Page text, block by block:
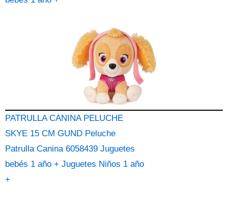
PATRULLA CANINA PELUCHE
SKYE 15 CM GUND Peluche
Patrulla Canina 6058439 Juguetes
bebés 1 año + Juguetes Niños 1 año
+